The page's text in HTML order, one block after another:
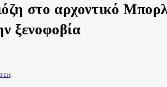
στο αρχοντικό
ξενοφοβία